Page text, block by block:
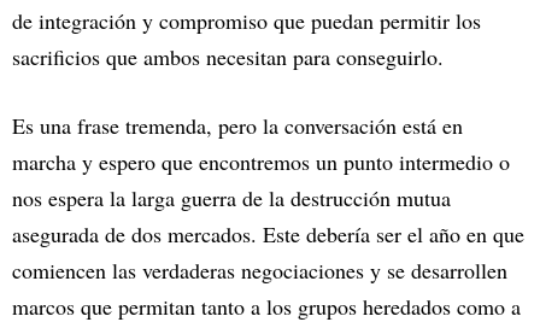
de integración y compromiso que puedan permitir los
sacrificios que ambos necesitan para conseguirlo.
Es una frase tremenda, pero la conversación está en
marcha y espero que encontremos un punto intermedio o
nos espera la larga guerra de la destrucción mutua
asegurada de dos mercados. Este debería ser el año en que
comiencen las verdaderas negociaciones y se desarrollen
marcos que permitan tanto a los grupos heredados como a